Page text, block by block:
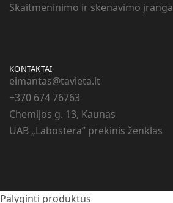
Skaitmeninimo ir skenavimo įranga
KONTAKTAI
eimantas@tavieta.lt
+370 674 76763
Chemijos g. 13, Kaunas
UAB „Labostera” prekinis ženklas
Palyginti produktus